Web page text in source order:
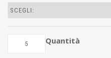
Quantità